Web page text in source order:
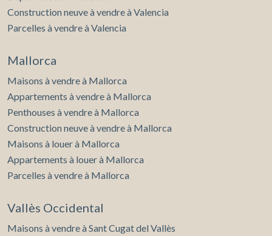
Construction neuve à vendre à Valencia
Parcelles à vendre à Valencia
Mallorca
Maisons à vendre à Mallorca
Appartements à vendre à Mallorca
Penthouses à vendre à Mallorca
Construction neuve à vendre à Mallorca
Maisons à louer à Mallorca
Appartements à louer à Mallorca
Parcelles à vendre à Mallorca
Vallès Occidental
Maisons à vendre à Sant Cugat del Vallès